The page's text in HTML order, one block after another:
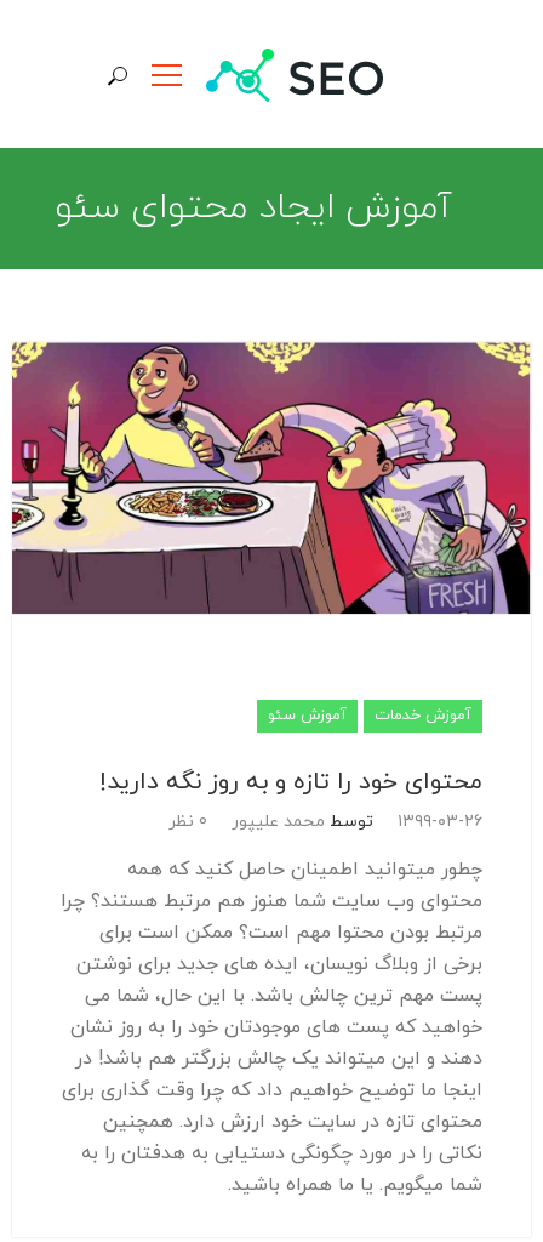
جستجو برای:
آموزش ایجاد محتوای سئو
آموزش خدمات آموزش سئو
محتوای خود را تازه و به روز نگه دارید!
۱۳۹۹-۰۳-۲۶ توسط محمد علیپور 0 نظر
چطور میتوانید اطمینان حاصل کنید که همه
محتوای وب سایت شما هنوز هم مرتبط هستند؟ چرا
مرتبط بودن محتوا مهم است؟ ممکن است برای
برخی از وبلاگ نویسان، ایده های جدید برای نوشتن
پست مهم ترین چالش باشد. با این حال، شما می
خواهید که پست های موجودتان خود را به روز نشان
دهند و این میتواند یک چالش بزرگتر هم باشد! در
اینجا ما توضیح خواهیم داد که چرا وقت گذاری برای
محتوای تازه در سایت خود ارزش دارد. همچنین
نکاتی را در مورد چگونگی دستیابی به هدفتان را به
شما میگویم. یا ما همراه باشید.